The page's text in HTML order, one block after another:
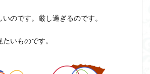
のです。厳し過ぎるのです。
いものです。